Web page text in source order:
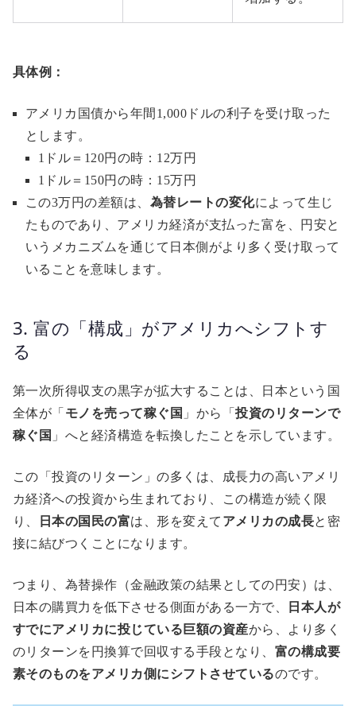
具体例：
アメリカ国債から年間1,000ドルの利子を受け取った
とします。
1ドル＝120円の時：12万円
1ドル＝150円の時：15万円
この3万円の差額は、 為替レートの変化によって生じ
たものであり、アメリカ経済が支払った富を、円安と
いうメカニズムを通じて日本側がより多く受け取って
いることを意味します。
3. 富の「構成」がアメリカへシフトす
る
第一次所得収支の黒字が拡大することは、日本という国
全体が「 モノを売って稼ぐ国 」から「投資のリターンで
稼ぐ国 」へと経済構造を転換したことを示しています。
この「投資のリターン」の多くは、成長力の高いアメリ
カ経済への投資から生まれており、この構造が続く限
り、
日本の国民の富は、形を変えて アメリカの成長と密
接に結びつくことになります。
つまり、為替操作（金融政策の結果としての円安）は、
日本の購買力を低下させる側面がある一方で、
日本人が
すでにアメリカに投じている巨額の資産から、より多く
のリターンを円換算で回収する手段となり、 富の構成要
素そのものをアメリカ側にシフトさせているのです。